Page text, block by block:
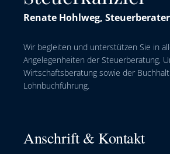
Renate Hohlweg,
Wir begleiten und unterstützen Sie in
Angelegenheiten der Steuerberatung,
Wirtschaftsberatung sowie der
Lohnbuchführung.
Anschrift & Kontakt